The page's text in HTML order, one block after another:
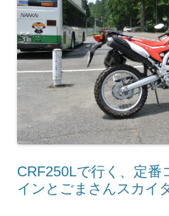
CRF250Lで行く、定番
インとごまさんスカイ